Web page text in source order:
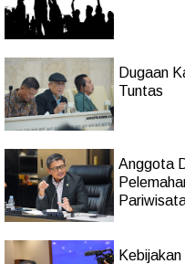
Dugaan
Tuntas
Anggota